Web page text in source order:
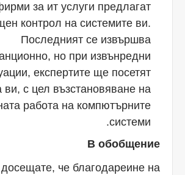
за ит услуги предлагат
контрол на системите ви.
Последният се извършва
но при извънредни
експертите ще посетят
ви, с цел възстановяване на
работа на компютърните
системи.
В обобщение
че благодареине на